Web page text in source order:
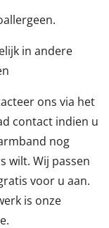
in andere
ons via het
contact indien u
nog
wilt. Wij passen
voor u aan.
is onze